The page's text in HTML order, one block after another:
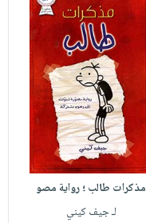
مذكرات طالب ؛ رواية مصو
لـ جيف كيني